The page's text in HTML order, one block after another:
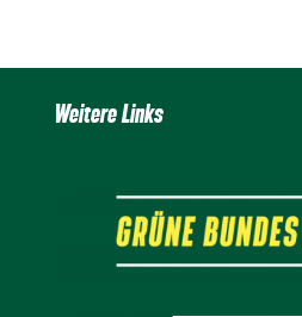
Weitere Links